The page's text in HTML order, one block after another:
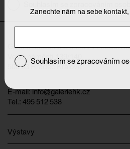
Galerie moderního umění v Hradci
Velké náměstí 139/140
500 03 Hradec Králové
E-mail:info@galeriehk.cz
Tel.: 495 512 538
Výstavy
Zanechte nám na sebe
Souhlasím se zpracováním